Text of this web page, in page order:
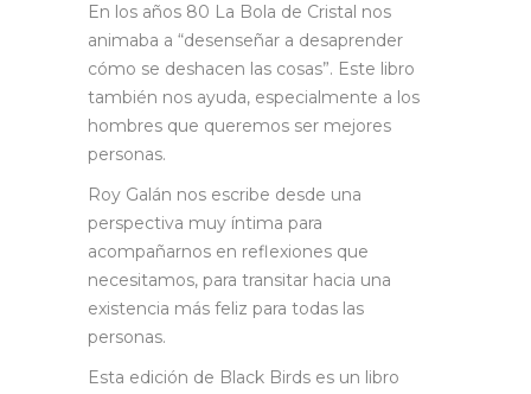
En los años 80 La Bola de Cristal nos
animaba a “desenseñar a desaprender
cómo se deshacen las cosas”. Este libro
también nos ayuda, especialmente a los
hombres que queremos ser mejores
personas.
Roy Galán nos escribe desde una
perspectiva muy íntima para
acompañarnos en reflexiones que
necesitamos, para transitar hacia una
existencia más feliz para todas las
personas.
Esta edición de Black Birds es un libro